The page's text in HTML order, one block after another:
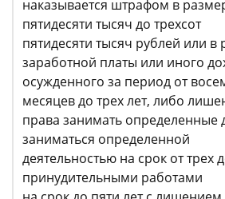
наказывается штрафом в
пятидесяти тысяч до трехсот
пятидесяти тысяч рублей или в
заработной платы или иного
осужденного за период от
месяцев до трех лет, либо
права занимать определенные
заниматься определенной
деятельностью на срок от трех
принудительными работами